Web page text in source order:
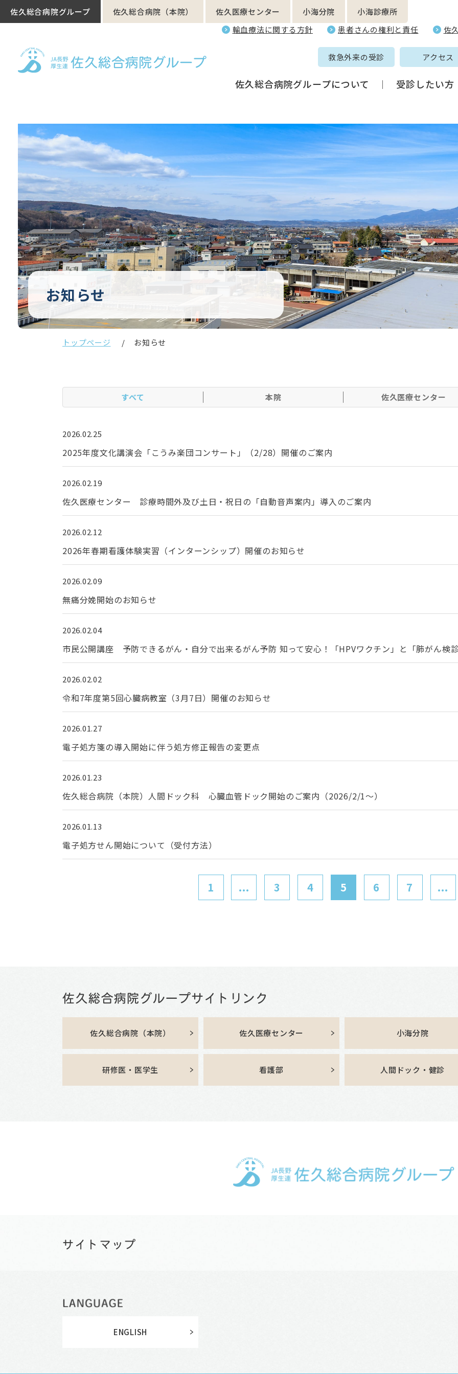
佐久総合病院グループ 佐久総合病院（本院） 佐久医療センター 小海分院
小海診療所
輸血療法に関する方針
患者さんの権利と責任 佐
救急外来の受診 アクセス
佐久総合病院グループについて 受診したい方
お知らせ
トップページ お知らせ
すべて 本院 佐久医療センター
2026.02.25
2025年度文化講演会「こうみ楽団コンサート」（2/28）開催のご案内
2026.02.19
佐久医療センター 診療時間外及び土日・祝日の「自動音声案内」導入のご案内
2026.02.12
2026年春期看護体験実習（インターンシップ）開催のお知らせ
2026.02.09
無痛分娩開始のお知らせ
2026.02.04
市民公開講座 予防できるがん・自分で出来るがん予防 知って安心！「HPVワクチン」と「肺がん検
2026.02.02
令和7年度第5回心臓病教室（3月7日）開催のお知らせ
2026.01.27
電子処方箋の導入開始に伴う処方修正報告の変更点
2026.01.23
佐久総合病院（本院）人間ドック科 心臓血管ドック開始のご案内（2026/2/1～）
2026.01.13
電子処方せん開始について（受付方法）
1 ... 3 4 5 6 7 ...
佐久総合病院（本院） 佐久医療センター 小海分院
研修医・医学生 看護部 人間ドック・健診
ENGLISH